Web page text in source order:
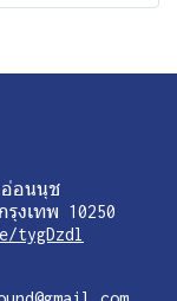
อ่อนนุช
รุงเทพ 10250